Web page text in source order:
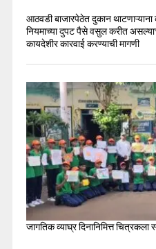
आठवडी बाजारपेठेत दुकान
नियमाच्या दुपट पैसे वसुल करीत
कायदेशीर कारवाई करण्याची मागणी
जागतिक व्याघ्र दिनानिमित्त चित्रकला